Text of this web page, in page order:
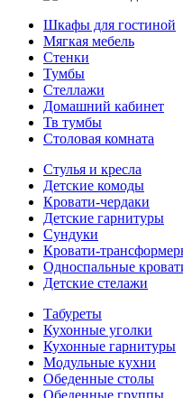
Шкафы для гостиной
Мягкая мебель
Стенки
Тумбы
Стеллажи
Домашний кабинет
Тв тумбы
Столовая комната
Стулья и кресла
Детские комоды
Кровати-чердаки
Детские гарнитуры
Сундуки
Кровати-
Односпальные
Детские стелажи
Табуреты
Кухонные уголки
Кухонные гарнитуры
Модульные кухни
Обеденные столы